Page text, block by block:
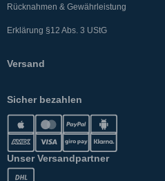
Rücknahmen & Gewährleistung
Erklärung §12 Abs. 3 UStG
Versand
Sicher bezahlen
Unser Versandpartner